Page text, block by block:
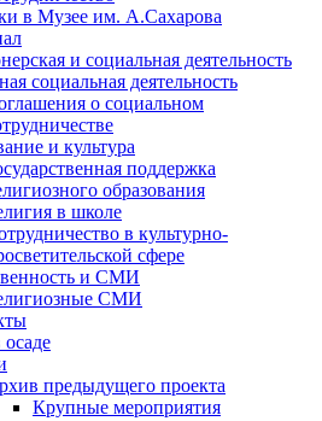
в Музее им. А.Сахарова
и социальная деятельность
социальная деятельность
о социальном
и культура
поддержка
образования
в школе
в культурно-
сфере
и СМИ
СМИ
предыдущего проекта
Крупные мероприятия